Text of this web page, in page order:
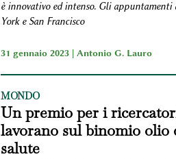
è innovativo ed intenso. Gli appuntamenti
York e San Francisco
31 gennaio 2023 | Antonio G. Lauro
MONDO
Un premio per i
lavorano sul binomio olio
salute